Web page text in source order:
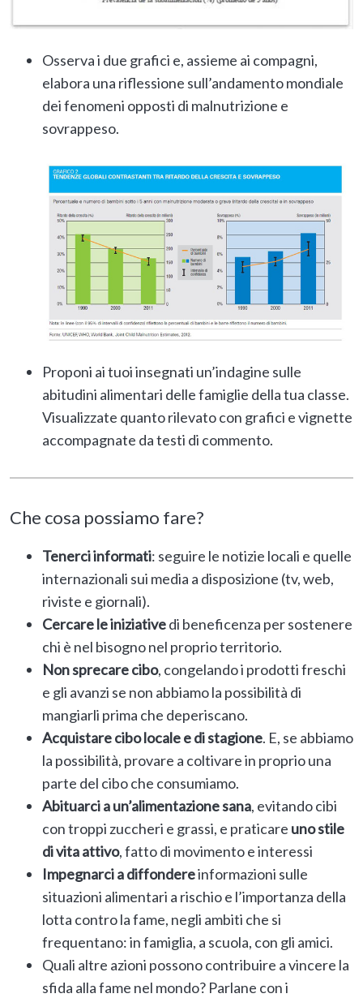
Osserva i due grafici e, assieme ai compagni,
elabora una riflessione sull’andamento mondiale
dei fenomeni opposti di malnutrizione e
sovrappeso.
Proponi ai tuoi insegnati un’indagine sulle
abitudini alimentari delle famiglie della tua classe.
Visualizzate quanto rilevato con grafici e vignette
accompagnate da testi di commento.
Che cosa possiamo fare?
Tenerci informati: seguire le notizie locali e quelle
internazionali sui media a disposizione (tv, web,
riviste e giornali).
Cercare le iniziativedi beneficenza per sostenere
chi è nel bisogno nel proprio territorio.
Non sprecare cibo, congelando i prodotti freschi
e gli avanzi se non abbiamo la possibilità di
mangiarli prima che deperiscano.
Acquistare cibo locale e di stagione. E, se abbiamo
la possibilità, provare a coltivare in proprio una
parte del cibo che consumiamo.
Abituarci a un’alimentazione sana, evitando cibi
con troppi zuccheri e grassi, e praticare uno stile
di vita attivo, fatto di movimento e interessi
Impegnarci a diffondereinformazioni sulle
situazioni alimentari a rischio e l’importanza della
lotta contro la fame, negli ambiti che si
frequentano: in famiglia, a scuola, con gli amici.
Quali altre azioni possono contribuire a vincere la
sfida alla fame nel mondo? Parlane con i